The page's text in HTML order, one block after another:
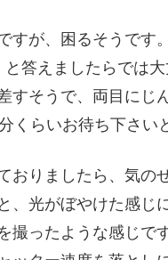
すが、困るそうです
答えましたらでは
すそうで、両目にじ
らいお待ち下さい
りましたら、気の
、光がぼやけた感じ
ったような感じで